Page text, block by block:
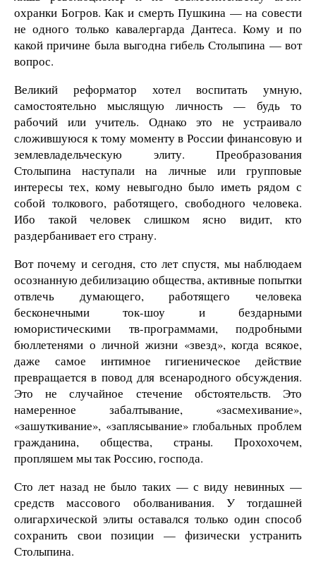
охранки Богров. Как и смерть Пушкина — на совести
не одного только кавалергарда Дантеса. Кому и по
какой причине была выгодна гибель Столыпина — вот
вопрос.
Великий реформатор хотел воспитать умную,
самостоятельно мыслящую личность — будь то
рабочий или учитель. Однако это не устраивало
сложившуюся к тому моменту в России финансовую и
землевладельческую элиту. Преобразования
Столыпина наступали на личные или групповые
интересы тех, кому невыгодно было иметь рядом с
собой толкового, работящего, свободного человека.
Ибо такой человек слишком ясно видит, кто
раздербанивает его страну.
Вот почему и сегодня, сто лет спустя, мы наблюдаем
осознанную дебилизацию общества, активные попытки
отвлечь думающего, работящего человека
бесконечными ток-шоу и бездарными
юмористическими тв-программами, подробными
бюллетенями о личной жизни «звезд», когда всякое,
даже самое интимное гигиеническое действие
превращается в повод для всенародного обсуждения.
Это не случайное стечение обстоятельств. Это
намеренное забалтывание, «засмехивание»,
«зашуткивание», «заплясывание» глобальных проблем
гражданина, общества, страны. Прохохочем,
пропляшем мы так Россию, господа.
Сто лет назад не было таких — с виду невинных —
средств массового оболванивания. У тогдашней
олигархической элиты оставался только один способ
сохранить свои позиции — физически устранить
Столыпина.